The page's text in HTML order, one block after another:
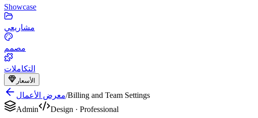
Showcase
مشاريعي
مصمم
التكاملات
الأسعار
معرض الأعمال/Billing and Team Settings
Admin
Design · Professional